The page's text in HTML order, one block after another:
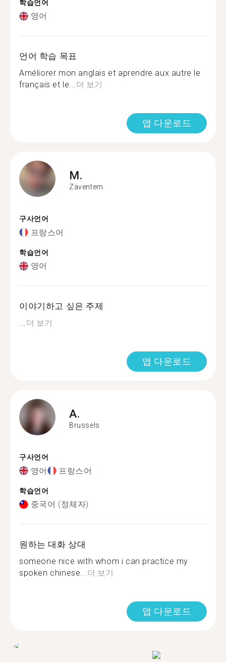
학습언어
영어
언어 학습 목표
Améliorer mon anglais et aprendre aux autre le
français et le...더 보기
앱 다운로드
M.
Zaventem
구사언어
프랑스어
학습언어
영어
이야기하고 싶은 주제
...더 보기
앱 다운로드
A.
Brussels
구사언어
영어 프랑스어
학습언어
중국어 (정체자)
원하는 대화 상대
someone nice with whom i can practice my
spoken chinese...더 보기
앱 다운로드